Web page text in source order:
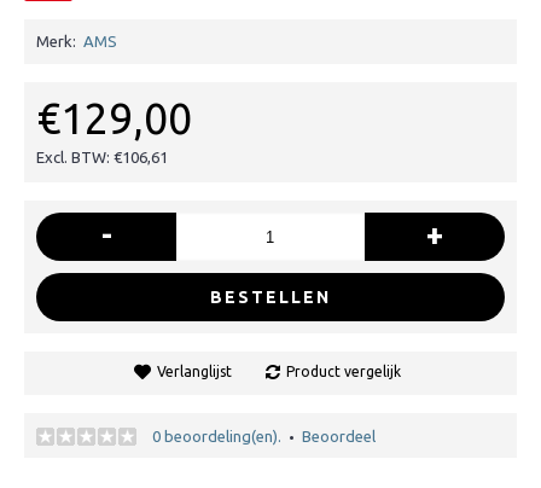
Merk: AMS
€129,00
Excl. BTW: €106,61
- +
BESTELLEN
Verlanglijst Product vergelijk
0 beoordeling(en). • Beoordeel